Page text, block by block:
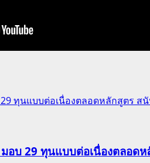
ทุนแบบต่อเนื่องตลอดหลักสูตร ส
บ 29 ทุนแบบต่อเนื่องตลอดห